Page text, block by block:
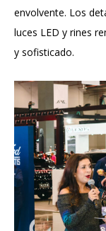
envolvente. Los
luces LED y rines
y sofisticado.